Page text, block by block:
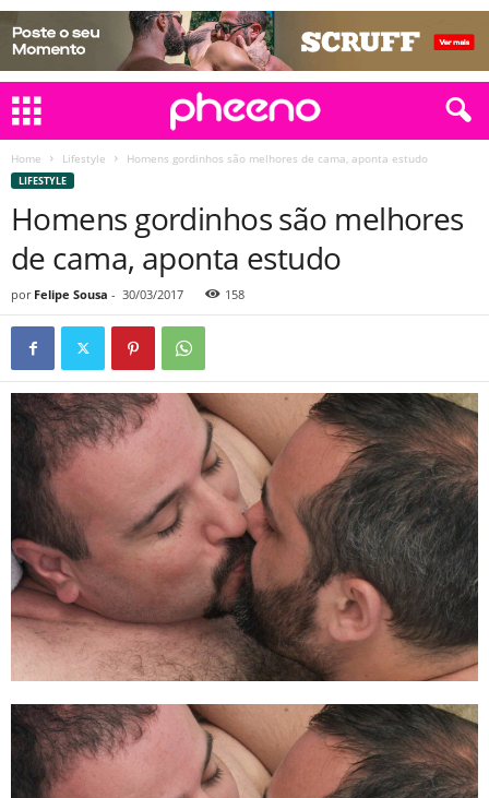
Home Lifestyle Homens gordinhos são melhores de cama, aponta estudo
LIFESTYLE
Homens gordinhos são melhores
de cama, aponta estudo
por Felipe Sousa - 30/03/2017 158